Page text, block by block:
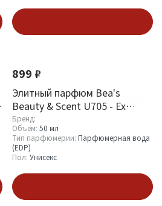
899 ₽
Элитный парфюм Bea's
Beauty & Scent U705 - Ex
Nihilo Fleur Narcotique
Бренд:
Объём: 50 мл
Тип парфюмерии: Парфюмерная вода
(EDP)
Пол: Унисекс